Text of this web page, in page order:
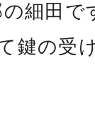
細田
鍵の受